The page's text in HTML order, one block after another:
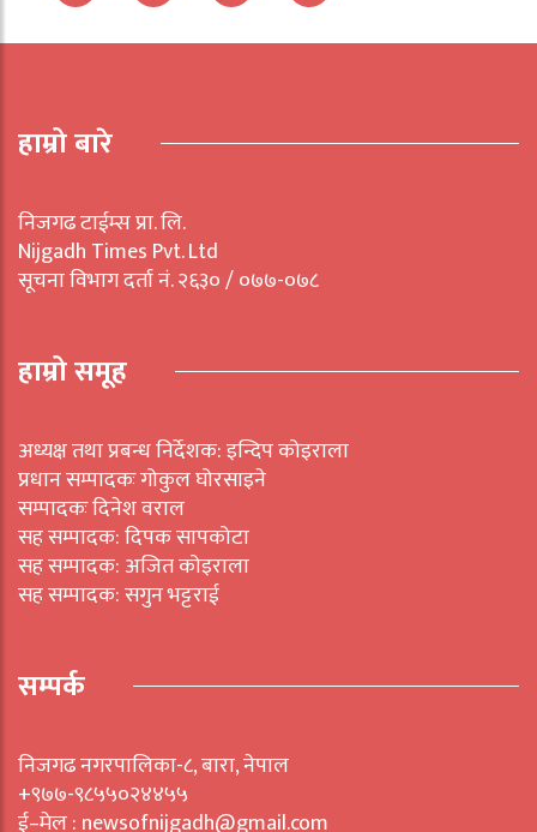
हाम्रो बारे
निजगढ टाईम्स प्रा. लि.
Nijgadh Times Pvt. Ltd
सूचना विभाग दर्ता नं. २६३० / ०७७-०७८
हाम्रो समूह
अध्यक्ष तथा प्रबन्ध निर्देशक: इन्दिप कोइराला
प्रधान सम्पादकः गोकुल घोरसाइने
सम्पादकः दिनेश वराल
सह सम्पादक: दिपक सापकोटा
सह सम्पादक: अजित कोइराला
सह सम्पादक: सगुन भट्टराई
सम्पर्क
निजगढ नगरपालिका-८, बारा, नेपाल
+९७७-९८५५०२४४५५
ई–मेल : newsofnijgadh@gmail.com